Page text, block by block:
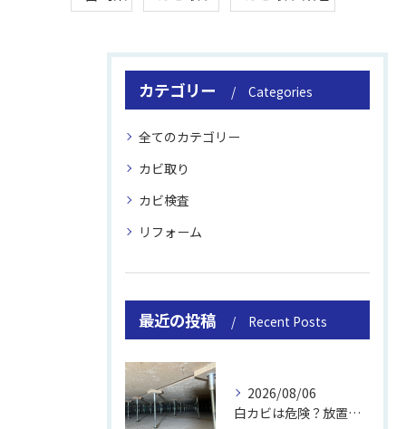
カテゴリー Categories
全てのカテゴリー
カビ取り
カビ検査
リフォーム
最近の投稿 Recent Posts
2026/08/06
白カビは危険？放置のリスクと取り方